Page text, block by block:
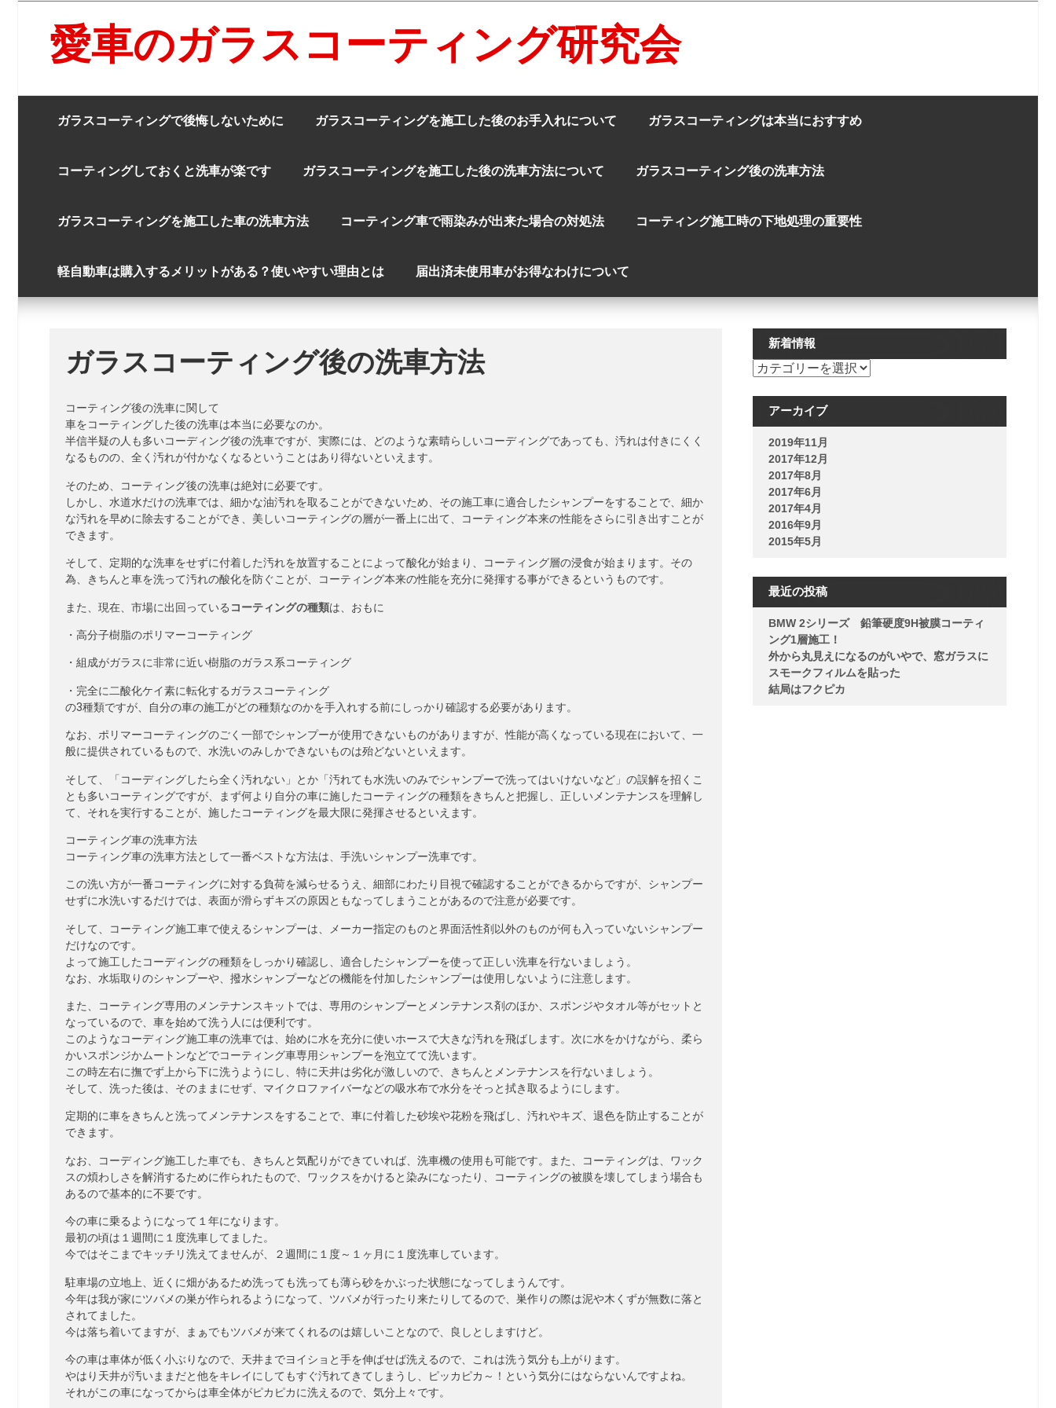
愛車のガラスコーティング研究会
ガラスコーティングで後悔しないために ガラスコーティングを施工した後のお手入れについて ガラスコーティングは本当におすすめ
コーティングしておくと洗車が楽です ガラスコーティングを施工した後の洗車方法について ガラスコーティング後の洗車方法
ガラスコーティングを施工した車の洗車方法 コーティング車で雨染みが出来た場合の対処法 コーティング施工時の下地処理の重要性
軽自動車は購入するメリットがある？使いやすい理由とは 届出済未使用車がお得なわけについて
ガラスコーティング後の洗車方法
コーティング後の洗車に関して
車をコーティングした後の洗車は本当に必要なのか。
半信半疑の人も多いコーディング後の洗車ですが、実際には、どのような素晴らしいコーディングであっても、汚れは付きにくく
なるものの、全く汚れが付かなくなるということはあり得ないといえます。
そのため、コーティング後の洗車は絶対に必要です。
しかし、水道水だけの洗車では、細かな油汚れを取ることができないため、その施工車に適合したシャンプーをすることで、細か
な汚れを早めに除去することができ、美しいコーティングの層が一番上に出て、コーティング本来の性能をさらに引き出すことが
できます。
そして、定期的な洗車をせずに付着した汚れを放置することによって酸化が始まり、コーティング層の浸食が始まります。その
為、きちんと車を洗って汚れの酸化を防ぐことが、コーティング本来の性能を充分に発揮する事ができるというものです。
また、現在、市場に出回っている コーティングの種類は、おもに
・高分子樹脂のポリマーコーティング
・組成がガラスに非常に近い樹脂のガラス系コーティング
・完全に二酸化ケイ素に転化するガラスコーティング
の3種類ですが、自分の車の施工がどの種類なのかを手入れする前にしっかり確認する必要があります。
なお、ポリマーコーティングのごく一部でシャンプーが使用できないものがありますが、性能が高くなっている現在において、一
般に提供されているもので、水洗いのみしかできないものは殆どないといえます。
そして、「コーディングしたら全く汚れない」とか「汚れても水洗いのみでシャンプーで洗ってはいけないなど」の誤解を招くこ
とも多いコーティングですが、まず何より自分の車に施したコーティングの種類をきちんと把握し、正しいメンテナンスを理解し
て、それを実行することが、施したコーティングを最大限に発揮させるといえます。
コーティング車の洗車方法
コーティング車の洗車方法として一番ベストな方法は、手洗いシャンプー洗車です。
この洗い方が一番コーティングに対する負荷を減らせるうえ、細部にわたり目視で確認することができるからですが、シャンプー
せずに水洗いするだけでは、表面が滑らずキズの原因ともなってしまうことがあるので注意が必要です。
そして、コーティング施工車で使えるシャンプーは、メーカー指定のものと界面活性剤以外のものが何も入っていないシャンプー
だけなのです。
よって施工したコーディングの種類をしっかり確認し、適合したシャンプーを使って正しい洗車を行ないましょう。
なお、水垢取りのシャンプーや、撥水シャンプーなどの機能を付加したシャンプーは使用しないように注意します。
また、コーティング専用のメンテナンスキットでは、専用のシャンプーとメンテナンス剤のほか、スポンジやタオル等がセットと
なっているので、車を始めて洗う人には便利です。
このようなコーディング施工車の洗車では、始めに水を充分に使いホースで大きな汚れを飛ばします。次に水をかけながら、柔ら
かいスポンジかムートンなどでコーティング車専用シャンプーを泡立てて洗います。
この時左右に撫でず上から下に洗うようにし、特に天井は劣化が激しいので、きちんとメンテナンスを行ないましょう。
そして、洗った後は、そのままにせず、マイクロファイバーなどの吸水布で水分をそっと拭き取るようにします。
定期的に車をきちんと洗ってメンテナンスをすることで、車に付着した砂埃や花粉を飛ばし、汚れやキズ、退色を防止することが
できます。
なお、コーディング施工した車でも、きちんと気配りができていれば、洗車機の使用も可能です。また、コーティングは、ワック
スの煩わしさを解消するために作られたもので、ワックスをかけると染みになったり、コーティングの被膜を壊してしまう場合も
あるので基本的に不要です。
今の車に乗るようになって１年になります。
最初の頃は１週間に１度洗車してました。
今ではそこまでキッチリ洗えてませんが、２週間に１度～１ヶ月に１度洗車しています。
駐車場の立地上、近くに畑があるため洗っても洗っても薄ら砂をかぶった状態になってしまうんです。
今年は我が家にツバメの巣が作られるようになって、ツバメが行ったり来たりしてるので、巣作りの際は泥や木くずが無数に落と
されてました。
今は落ち着いてますが、まぁでもツバメが来てくれるのは嬉しいことなので、良しとしますけど。
今の車は車体が低く小ぶりなので、天井までヨイショと手を伸ばせば洗えるので、これは洗う気分も上がります。
やはり天井が汚いままだと他をキレイにしてもすぐ汚れてきてしまうし、ピッカピカ～！という気分にはならないんですよね。
それがこの車になってからは車全体がピカピカに洗えるので、気分上々です。
新着情報
新着情報
アーカイブ
2019年11月
2017年12月
2017年8月
2017年6月
2017年4月
2016年9月
2015年5月
最近の投稿
BMW 2シリーズ 鉛筆硬度9H被膜コーティ
ング1層施工！
外から丸見えになるのがいやで、窓ガラスに
スモークフィルムを貼った
結局はフクピカ